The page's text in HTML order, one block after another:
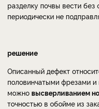
разделку почвы вести
периодически не
решение
Описанный дефект
половинчатыми фрезами и
можно высверливанием
точностью в обойме из